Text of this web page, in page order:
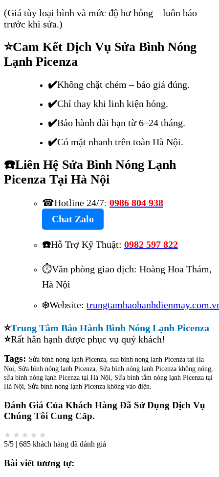
(Giá tùy loại bình và mức độ hư hỏng – luôn báo
trước khi sửa.)
⭐Cam Kết Dịch Vụ Sửa Bình Nóng
Lạnh Picenza
✔️Không chặt chém – báo giá đúng.
✔️Chỉ thay khi linh kiện hỏng.
✔️Bảo hành dài hạn từ 6–24 tháng.
✔️Có mặt nhanh trên toàn Hà Nội.
☎️Liên Hệ Sửa Bình Nóng Lạnh
Picenza Tại Hà Nội
☎Hotline 24/7: 0986 804 938
Chat Zalo
☎️Hỗ Trợ Kỹ Thuật: 0982 597 822
⏱️Văn phòng giao dịch: Hoàng Hoa Thám,
Hà Nội
❄️Website:
⭐Trung Tâm Bảo Hành Bình Nóng Lạnh Picenza
⭐Rất hân hạnh được phục vụ quý khách!
Tags: Sửa bình nóng lạnh Picenza, sua binh nong lanh Picenza tai Ha
Noi, Sửa bình nóng lạnh Picenza, Sửa bình nóng lạnh Picenza không nóng,
sửa bình nóng lạnh Picenza tại Hà Nội, Sửa bình tắm nóng lạnh Picenza tại
Hà Nội, Sửa bình nóng lạnh Picenza không vào điện.
Đánh Giá Của Khách Hàng Đã Sử Dụng Dịch Vụ
Chúng Tôi Cung Cấp.
★ ★ ★ ★ ★
5/5 | 685 khách hàng đã đánh giá
Bài viết tương tự: